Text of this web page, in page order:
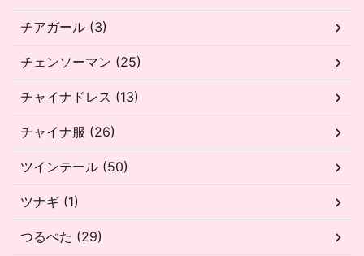
チアガール (3)
チェンソーマン (25)
チャイナドレス (13)
チャイナ服 (26)
ツインテール (50)
ツナギ (1)
つるぺた (29)